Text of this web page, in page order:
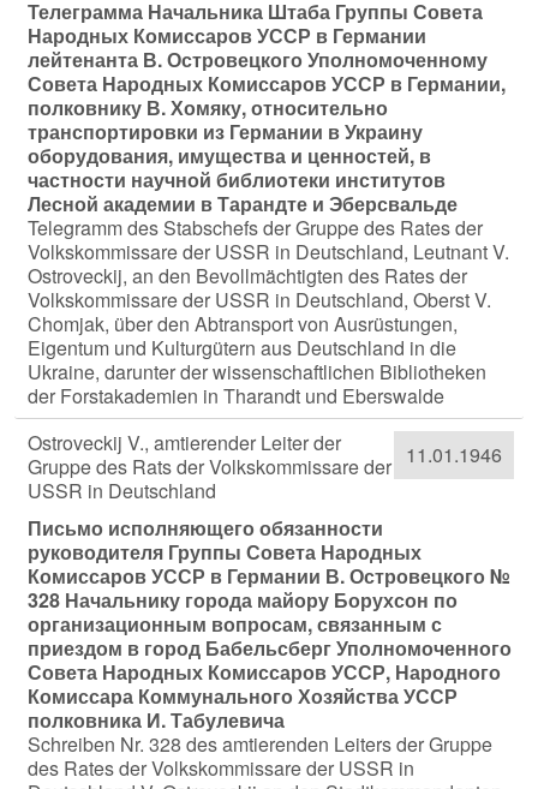
Телеграмма Начальника Штаба Группы Совета
Народных Комиссаров УССР в Германии
лейтенанта В. Островецкого Уполномоченному
Совета Народных Комиссаров УССР в Германии,
полковнику В. Хомяку, относительно
транспортировки из Германии в Украину
оборудования, имущества и ценностей, в
частности научной библиотеки институтов
Лесной академии в Тарандте и Эберсвальде
Telegramm des Stabschefs der Gruppe des Rates der
Volkskommissare der USSR in Deutschland, Leutnant V.
Ostroveckij, an den Bevollmächtigten des Rates der
Volkskommissare der USSR in Deutschland, Oberst V.
Chomjak, über den Abtransport von Ausrüstungen,
Eigentum und Kulturgütern aus Deutschland in die
Ukraine, darunter der wissenschaftlichen Bibliotheken
der Forstakademien in Tharandt und Eberswalde
11.01.1946
Ostroveckij V., amtierender Leiter der
Gruppe des Rats der Volkskommissare der
USSR in Deutschland
Письмо исполняющего обязанности
руководителя Группы Совета Народных
Комиссаров УССР в Германии В. Островецкого №
328 Начальнику города майору Борухсон по
организационным вопросам, связанным с
приездом в город Бабельсберг Уполномоченного
Совета Народных Комиссаров УССР, Народного
Комиссара Коммунального Хозяйства УССР
полковника И. Табулевича
Schreiben Nr. 328 des amtierenden Leiters der Gruppe
des Rates der Volkskommissare der USSR in